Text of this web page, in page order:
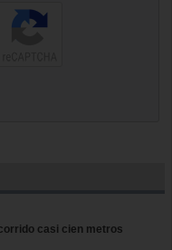
casi cien metros